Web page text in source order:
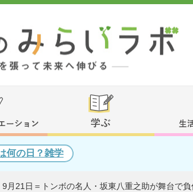
何の日？雑学
9月21日＝トンボの名人・坂東八重之助が舞台で